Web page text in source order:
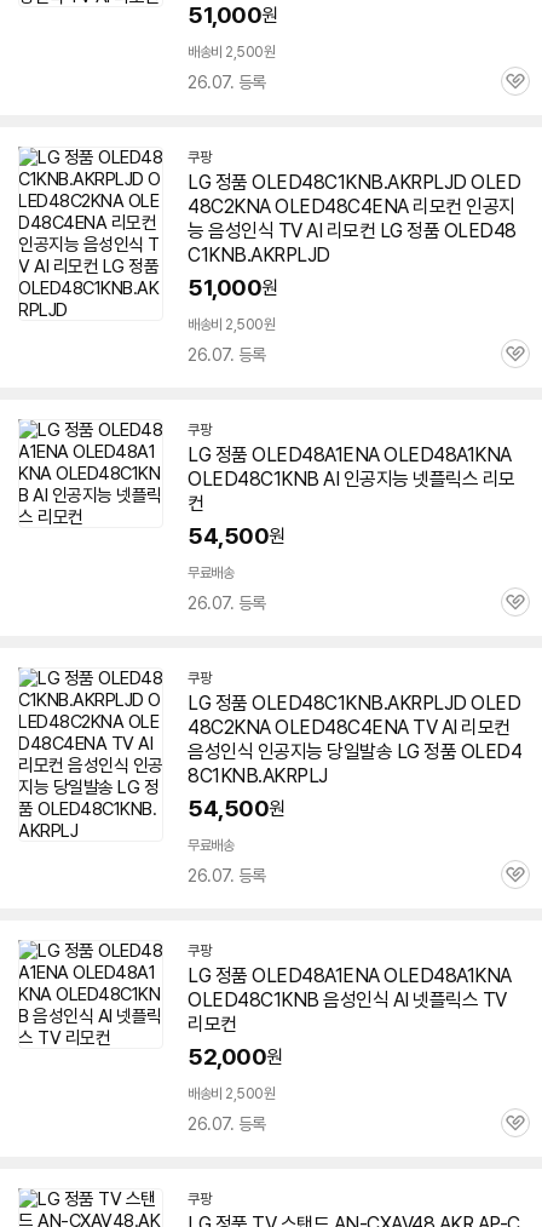
51,000원
배송비 2,500원
26.07. 등록
관
쿠팡
LG 정품 OLED48C1KNB.AKRPLJD OLED
48C2KNA OLED48C4ENA 리모컨 인공지
능 음성인식 TV AI 리모컨 LG 정품 OLED48
C1KNB.AKRPLJD
51,000원
배송비 2,500원
26.07. 등록
관
쿠팡
LG 정품 OLED48A1ENA OLED48A1KNA
OLED48C1KNB AI 인공지능 넷플릭스 리모
컨
54,500원
무료배송
26.07. 등록
관
쿠팡
LG 정품 OLED48C1KNB.AKRPLJD OLED
48C2KNA OLED48C4ENA TV AI 리모컨
음성인식 인공지능 당일발송 LG 정품 OLED4
8C1KNB.AKRPLJ
54,500원
무료배송
26.07. 등록
관
쿠팡
LG 정품 OLED48A1ENA OLED48A1KNA
OLED48C1KNB 음성인식 AI 넷플릭스 TV
리모컨
52,000원
배송비 2,500원
26.07. 등록
관
쿠팡